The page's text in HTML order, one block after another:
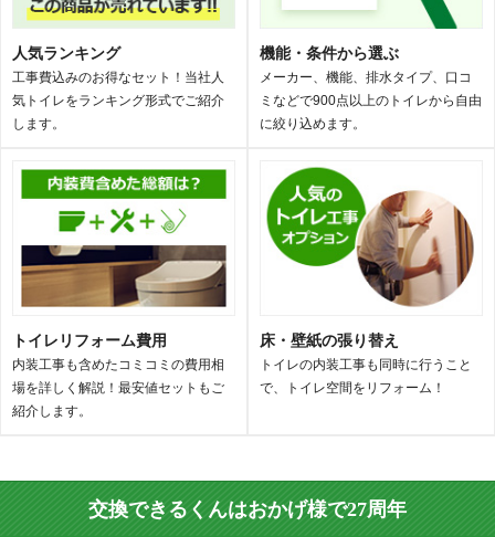
人気ランキング
工事費込みのお得なセット！当社人
気トイレをランキング形式でご紹介
します。
機能・条件から選ぶ
メーカー、機能、排水タイプ、口コ
ミなどで900点以上のトイレから自由
に絞り込めます。
トイレリフォーム費用
内装工事も含めたコミコミの費用相
場を詳しく解説！最安値セットもご
紹介します。
床・壁紙の張り替え
トイレの内装工事も同時に行うこと
で、トイレ空間をリフォーム！
交換できるくんはおかげ様で27周年